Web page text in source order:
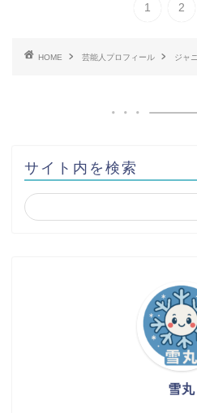
1 2
HOME 芸能人プロフィール ジャ
サイト内を検索
雪丸